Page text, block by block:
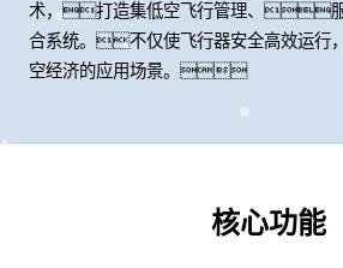
术，打造集低空飞行管理、服
合系统。不仅使飞行器安全高效运行
空经济的应用场景。
核心功能